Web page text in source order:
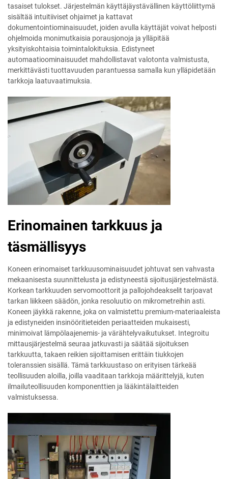
tasaiset tulokset. Järjestelmän käyttäjäystävällinen käyttöliittymä
sisältää intuitiiviset ohjaimet ja kattavat
dokumentointiominaisuudet, joiden avulla käyttäjät voivat helposti
ohjelmoida monimutkaisia porausjonoja ja ylläpitää
yksityiskohtaisia toimintalokituksia. Edistyneet
automaatioominaisuudet mahdollistavat valotonta valmistusta,
merkittävästi tuottavuuden parantuessa samalla kun ylläpidetään
tarkkoja laatuvaatimuksia.
Erinomainen tarkkuus ja
täsmällisyys
Koneen erinomaiset tarkkuusominaisuudet johtuvat sen vahvasta
mekaanisesta suunnittelusta ja edistyneestä sijoitusjärjestelmästä.
Korkean tarkkuuden servomoottorit ja pallojohdeakselit tarjoavat
tarkan liikkeen säädön, jonka resoluutio on mikrometreihin asti.
Koneen jäykkä rakenne, joka on valmistettu premium-materiaaleista
ja edistyneiden insinööritieteiden periaatteiden mukaisesti,
minimoivat lämpölaajenemis- ja värähtelyvaikutukset. Integroitu
mittausjärjestelmä seuraa jatkuvasti ja säätää sijoituksen
tarkkuutta, takaen reikien sijoittamisen erittäin tiukkojen
toleranssien sisällä. Tämä tarkkuustaso on erityisen tärkeää
teollisuuden aloilla, joilla vaaditaan tarkkoja määrittelyjä, kuten
ilmailuteollisuuden komponenttien ja lääkintälaitteiden
valmistuksessa.